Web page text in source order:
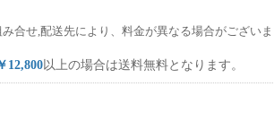
合せ,配送先により、料金が異なる場合がございま
12,800以上の場合は送料無料となります。